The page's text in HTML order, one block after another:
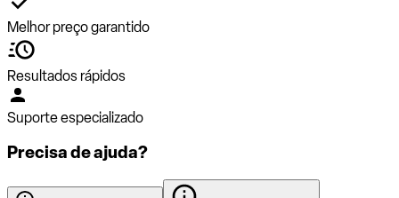
Melhor preço garantido
Resultados rápidos
Suporte especializado
Precisa de ajuda?